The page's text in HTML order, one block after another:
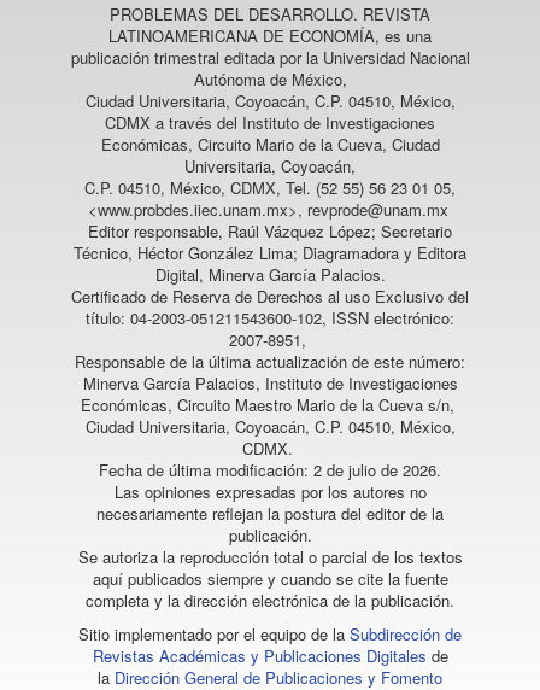
PROBLEMAS DEL DESARROLLO. REVISTA
LATINOAMERICANA DE ECONOMÍA, es una
publicación trimestral editada por la Universidad Nacional
Autónoma de México,
Ciudad Universitaria, Coyoacán, C.P. 04510, México,
CDMX a través del Instituto de Investigaciones
Económicas, Circuito Mario de la Cueva, Ciudad
Universitaria, Coyoacán,
C.P. 04510, México, CDMX, Tel. (52 55) 56 23 01 05,
<www.probdes.iiec.unam.mx>, revprode@unam.mx
Editor responsable, Raúl Vázquez López; Secretario
Técnico, Héctor González Lima; Diagramadora y Editora
Digital, Minerva García Palacios.
Certificado de Reserva de Derechos al uso Exclusivo del
título: 04-2003-051211543600-102, ISSN electrónico:
2007-8951,
Responsable de la última actualización de este número:
Minerva García Palacios, Instituto de Investigaciones
Económicas, Circuito Maestro Mario de la Cueva s/n,
Ciudad Universitaria, Coyoacán, C.P. 04510, México,
CDMX.
Fecha de última modificación: 2 de julio de 2026.
Las opiniones expresadas por los autores no
necesariamente reflejan la postura del editor de la
publicación.
Se autoriza la reproducción total o parcial de los textos
aquí publicados siempre y cuando se cite la fuente
completa y la dirección electrónica de la publicación.
Sitio implementado por el equipo de la Subdirección de
Revistas Académicas y Publicaciones Digitales de
la Dirección General de Publicaciones y Fomento